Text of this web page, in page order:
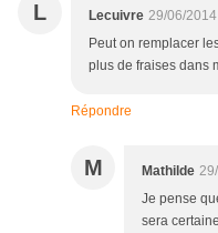
L Lecuivre 29/06/
Peut on remplacer
plus de fraises dans
Répondre
M Mathilde
Je pense
sera